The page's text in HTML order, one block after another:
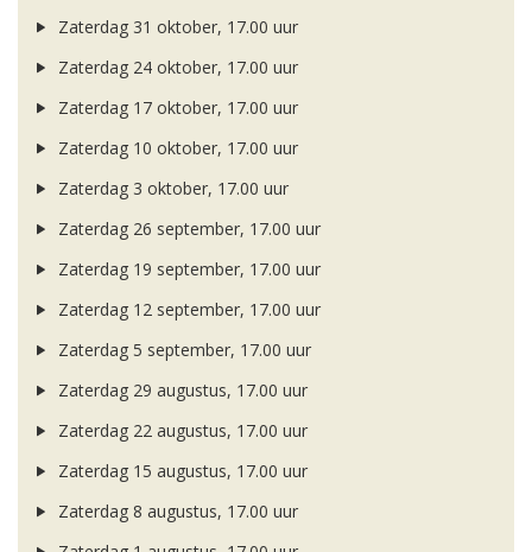
Zaterdag 31 oktober, 17.00 uur
Zaterdag 24 oktober, 17.00 uur
Zaterdag 17 oktober, 17.00 uur
Zaterdag 10 oktober, 17.00 uur
Zaterdag 3 oktober, 17.00 uur
Zaterdag 26 september, 17.00 uur
Zaterdag 19 september, 17.00 uur
Zaterdag 12 september, 17.00 uur
Zaterdag 5 september, 17.00 uur
Zaterdag 29 augustus, 17.00 uur
Zaterdag 22 augustus, 17.00 uur
Zaterdag 15 augustus, 17.00 uur
Zaterdag 8 augustus, 17.00 uur